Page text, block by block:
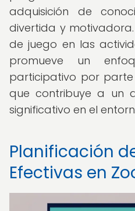
adquisición de
divertida y
de juego en las
promueve un
participativo por
que contribuye a un
significativo en el
Planificación
Efectivas en